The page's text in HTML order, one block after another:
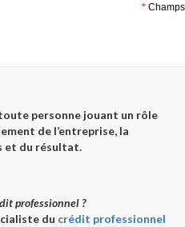
personne jouant un rôle
de l’entreprise, la
et du résultat.
professionnel ?
du crédit professionnel